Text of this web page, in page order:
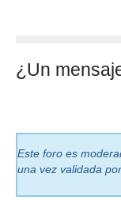
¿Un
Este foro es
una vez validada